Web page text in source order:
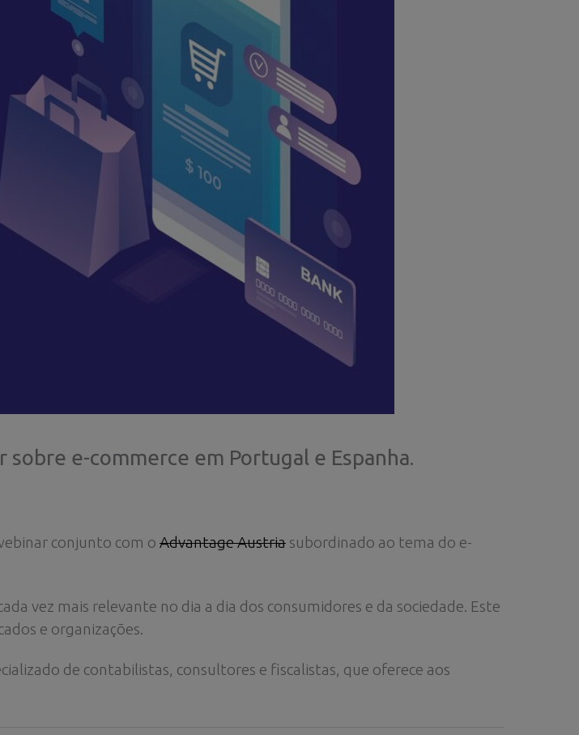
e-commerce em Portugal e Espanha.
conjunto com o Advantage Austria subordinado ao tema do e-
vez mais relevante no dia a dia dos consumidores e da sociedade. Este
e organizações.
de contabilistas, consultores e fiscalistas, que oferece aos